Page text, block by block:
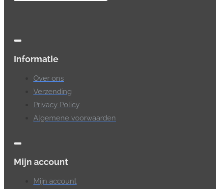
Informatie
Over ons
Verzending
Privacy Policy
Algemene voorwaarden
Mijn account
Mijn account